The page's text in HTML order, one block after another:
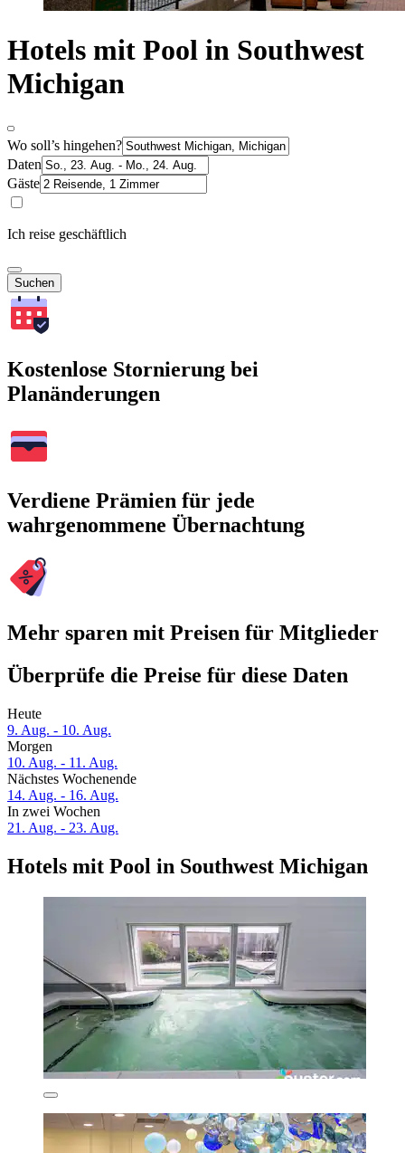
Hotels mit Pool in Southwest
Michigan
Wo soll’s hingehen?
Daten
Gäste
Ich reise geschäftlich
Suchen
Kostenlose Stornierung bei
Planänderungen
Verdiene Prämien für jede
wahrgenommene Übernachtung
Mehr sparen mit Preisen für Mitglieder
Überprüfe die Preise für diese Daten
Heute
9. Aug. - 10. Aug.
Morgen
10. Aug. - 11. Aug.
Nächstes Wochenende
14. Aug. - 16. Aug.
In zwei Wochen
21. Aug. - 23. Aug.
Hotels mit Pool in Southwest Michigan